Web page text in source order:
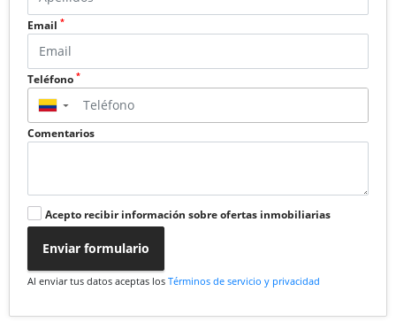
Email *
Teléfono *
▼
Comentarios
Acepto recibir información sobre ofertas inmobiliarias
Enviar formulario
Al enviar tus datos aceptas los Términos de servicio y privacidad